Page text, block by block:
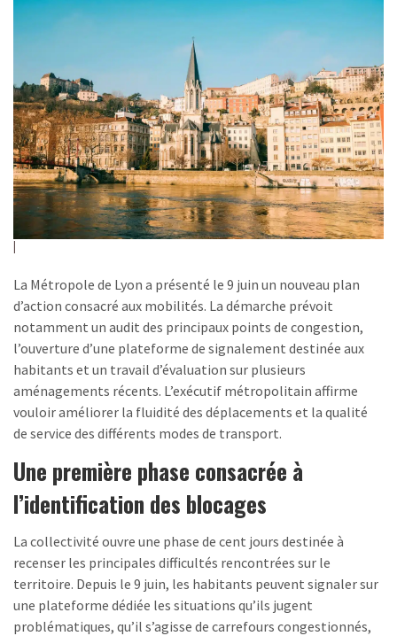
La Métropole de Lyon a présenté le 9 juin un nouveau plan
d’action consacré aux mobilités. La démarche prévoit
notamment un audit des principaux points de congestion,
l’ouverture d’une plateforme de signalement destinée aux
habitants et un travail d’évaluation sur plusieurs
aménagements récents. L’exécutif métropolitain affirme
vouloir améliorer la fluidité des déplacements et la qualité
de service des différents modes de transport.
Une première phase consacrée à
l’identification des blocages
La collectivité ouvre une phase de cent jours destinée à
recenser les principales difficultés rencontrées sur le
territoire. Depuis le 9 juin, les habitants peuvent signaler sur
une plateforme dédiée les situations qu’ils jugent
problématiques, qu’il s’agisse de carrefours congestionnés,